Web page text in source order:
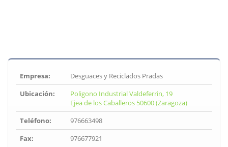
Empresa:
Desguaces y Reciclados Pradas
Ubicación:
Poligono Industrial Valdeferrin, 19
Ejea de los Caballeros 50600 (Zaragoza)
Teléfono:
976663498
Fax:
976677921